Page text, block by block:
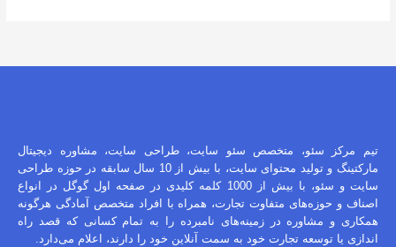
تیم مرکز سئو، متخصص سئو سایت، طراحی سایت، مشاوره دیجیتال
مارکتینگ و تولید محتوای سایت، با بیش از 10 سال سابقه در حوزه طراحی
سایت و سئو، با بیش از 1000 کلمه کلیدی در صفحه اول گوگل در انواع
اصناف و حوزه‌های متفاوت تجارت، همراه با افراد متخصص آمادگی هرگونه
همکاری و مشاوره در زمینه‌های نامبرده را به تمام کسانی که قصد راه
اندازی یا توسعه تجارت خود به سمت آنلاین خود را دارند، اعلام می‌دارد.